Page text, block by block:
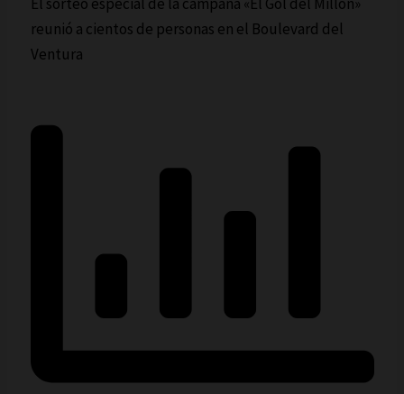
reunió a cientos de personas en el Boulevard del
Ventura